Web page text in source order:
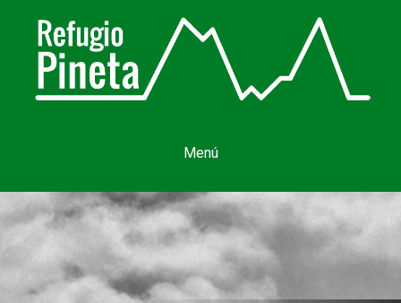
Menú